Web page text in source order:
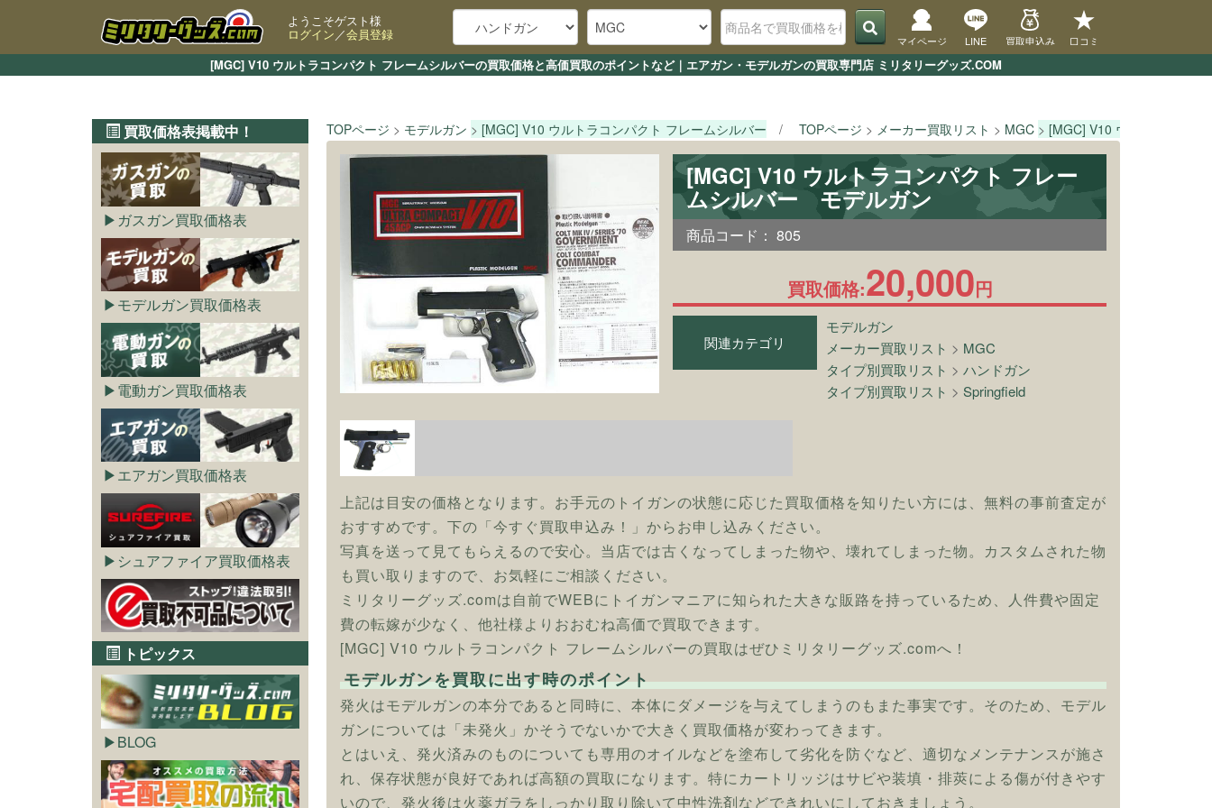
[MGC] V10 ウルトラコンパクト フレームシルバーの買取価格と高価買取のポイントなど｜エアガン・モデルガンの買取専門店 ミリタリーグッズ.COM
ようこそゲスト様
ログイン／会員登録 マイページ LINE 買取申込み 口コミ
TOPページ モデルガン [MGC] V10 ウルトラコンパクト フレームシルバー TOPページ メーカー買取リスト MGC [MGC] V10 ウルトラコンパ
[MGC] V10 ウルトラコンパクト フレー
ムシルバー モデルガン
商品コード： 805
買取価格:20,000円
関連カテゴリ
モデルガン
メーカー買取リスト > MGC
タイプ別買取リスト >ハンドガン
タイプ別買取リスト >Springfield
上記は目安の価格となります。お手元のトイガンの状態に応じた買取価格を知りたい方には、無料の事前査定が
おすすめです。下の「今すぐ買取申込み！」からお申し込みください。
写真を送って見てもらえるので安心。当店では古くなってしまった物や、壊れてしまった物。カスタムされた物
も買い取りますので、お気軽にご相談ください。
ミリタリーグッズ.comは自前でWEBにトイガンマニアに知られた大きな販路を持っているため、人件費や固定
費の転嫁が少なく、他社様よりおおむね高価で買取できます。
[MGC] V10 ウルトラコンパクト フレームシルバーの買取はぜひミリタリーグッズ.comへ！
モデルガンを買取に出す時のポイント
発火はモデルガンの本分であると同時に、本体にダメージを与えてしまうのもまた事実です。そのため、モデル
ガンについては「未発火」かそうでないかで大きく買取価格が変わってきます。
とはいえ、発火済みのものについても専用のオイルなどを塗布して劣化を防ぐなど、適切なメンテナンスが施さ
れ、保存状態が良好であれば高額の買取になります。特にカートリッジはサビや装填・排莢による傷が付きやす
いので、発火後は火薬ガラをしっかり取り除いて中性洗剤などできれいにしておきましょう。
買取価格表掲載中！
ガスガン買取価格表
モデルガン買取価格表
電動ガン買取価格表
エアガン買取価格表
シュアファイア買取価格表
トピックス
BLOG